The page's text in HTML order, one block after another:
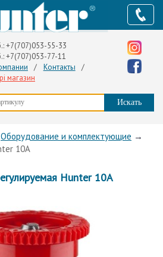
+7(707)053-55-33
+7(707)053-77-11
/ Контакты /
магазин
Оборудование и комплектующие →
10A
Hunter 10A